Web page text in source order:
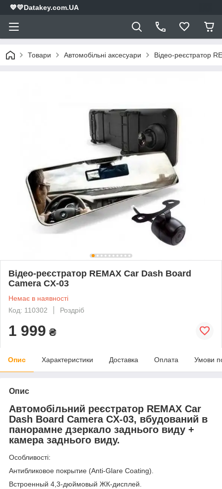
💙💛Datakey.com.UA
Товари Автомобільні аксесуари Відео-реєстратор
Відео-реєстратор REMAX Car Dash Board
Camera CX-03
Немає в наявності
Код: 110302
Роздріб
1 999 ₴
Опис Характеристики Доставка Оплата Умови
Опис
Автомобільний реєстратор REMAX Car
Dash Board Camera CX-03, вбудований в
панорамне дзеркало заднього виду +
камера заднього виду.
Особливості:
Антибликовое покрытие (Anti-Glare Coating).
Встроенный 4,3-дюймовый ЖК-дисплей.